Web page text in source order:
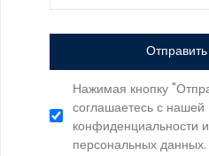
Нажимая кнопку
соглашаетесь с нашей
конфиденциальности
персональных данных.